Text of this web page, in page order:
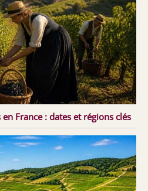
France : dates et régions clés